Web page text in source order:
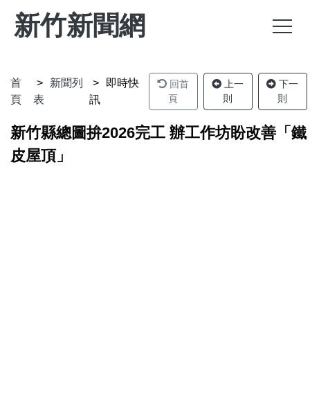
新竹新聞網
首
頁
新聞列
表
即時快
訊
回首
頁
上一
則
下一
則
新竹縣總圖拚2026完工 辦工作坊盼改善「鐵
皮屋頂」